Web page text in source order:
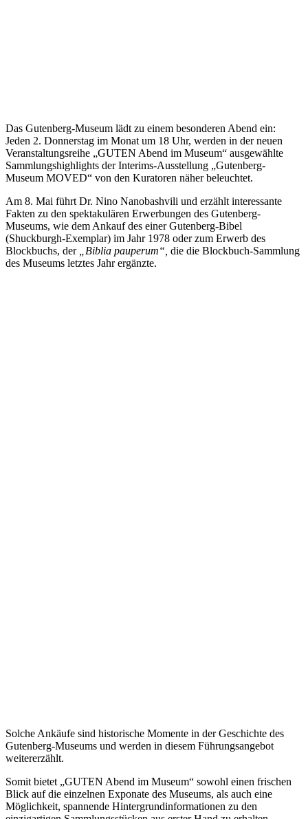
Das Gutenberg-Museum lädt zu einem besonderen Abend ein:
Jeden 2. Donnerstag im Monat um 18 Uhr, werden in der neuen
Veranstaltungsreihe „GUTEN Abend im Museum“ ausgewählte
Sammlungshighlights der Interims-Ausstellung „Gutenberg-
Museum MOVED“ von den Kuratoren näher beleuchtet.
Am 8. Mai führt Dr. Nino Nanobashvili und erzählt interessante
Fakten zu den spektakulären Erwerbungen des Gutenberg-
Museums, wie dem Ankauf des einer Gutenberg-Bibel
(Shuckburgh-Exemplar) im Jahr 1978 oder zum Erwerb des
Blockbuchs, der
„Biblia pauperum“, die die Blockbuch-Sammlung
des Museums letztes Jahr ergänzte.
Solche Ankäufe sind historische Momente in der Geschichte des
Gutenberg-Museums und werden in diesem Führungsangebot
weitererzählt.
Somit bietet „GUTEN Abend im Museum“ sowohl einen frischen
Blick auf die einzelnen Exponate des Museums, als auch eine
Möglichkeit, spannende Hintergrundinformationen zu den